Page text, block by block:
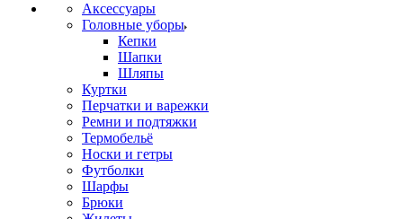
Аксессуары
Головные уборы
Кепки
Шапки
Шляпы
Куртки
Перчатки и варежки
Ремни и подтяжки
Термобельё
Носки и гетры
Футболки
Шарфы
Брюки